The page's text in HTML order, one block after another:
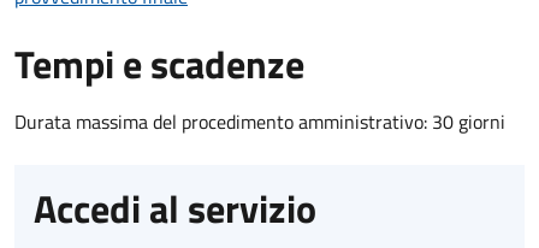
Tempi e scadenze
Durata massima del procedimento amministrativo: 30 giorni
Accedi al servizio